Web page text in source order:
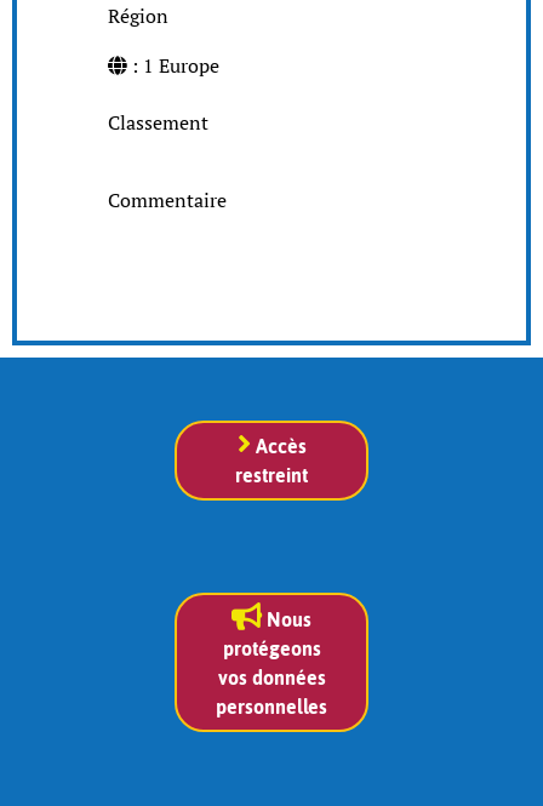
Région
: 1 Europe
Classement
Commentaire
Accès
restreint
Nous
protégeons
vos données
personnelles